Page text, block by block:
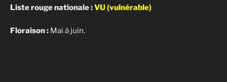
Liste rouge nationale :VU (vulnérable)
Floraison : Mai à juin.